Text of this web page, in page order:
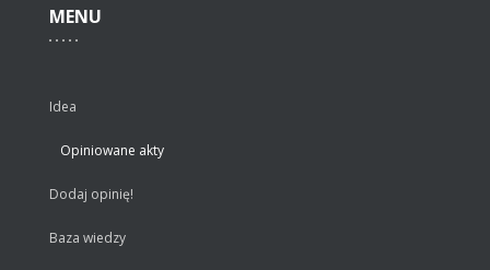
MENU
Idea
Opiniowane akty
Dodaj opinię!
Baza wiedzy